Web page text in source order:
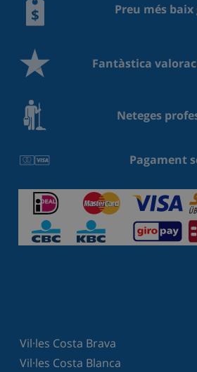
Preu més
Fantàstica
Neteges
Pagament
Vil·les Costa Brava
Vil·les Costa Blanca